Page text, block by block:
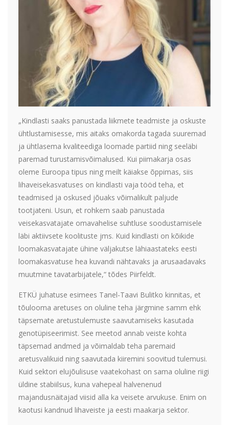
„Kindlasti saaks panustada liikmete teadmiste ja oskuste
ühtlustamisesse, mis aitaks omakorda tagada suuremad
ja ühtlasema kvaliteediga loomade partiid ning seeläbi
paremad turustamisvõimalused. Kui piimakarja osas
oleme Euroopa tipus ning meilt käiakse õppimas, siis
lihaveisekasvatuses on kindlasti vaja tööd teha, et
teadmised ja oskused jõuaks võimalikult paljude
tootjateni. Usun, et rohkem saab panustada
veisekasvatajate omavahelise suhtluse soodustamisele
läbi aktiivsete koolituste jms. Kuid kindlasti on kõikide
loomakasvatajate ühine väljakutse lähiaastateks eesti
loomakasvatuse hea kuvandi nähtavaks ja arusaadavaks
muutmine tavatarbijatele,“ tõdes Piirfeldt.
ETKÜ juhatuse esimees Tanel-Taavi Bulitko kinnitas, et
tõulooma aretuses on oluline teha järgmine samm ehk
täpsemate aretustulemuste saavutamiseks kasutada
genotüpiseerimist. See meetod annab veiste kohta
täpsemad andmed ja võimaldab teha paremaid
aretusvalikuid ning saavutada kiiremini soovitud tulemusi.
Kuid sektori elujõulisuse vaatekohast on sama oluline riigi
üldine stabiilsus, kuna vahepeal halvenenud
majandusnäitajad viisid alla ka veisete arvukuse. Enim on
kaotusi kandnud lihaveiste ja eesti maakarja sektor.